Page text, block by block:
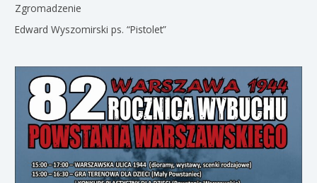
Zgromadzenie
Edward Wyszomirski ps. “Pistolet”